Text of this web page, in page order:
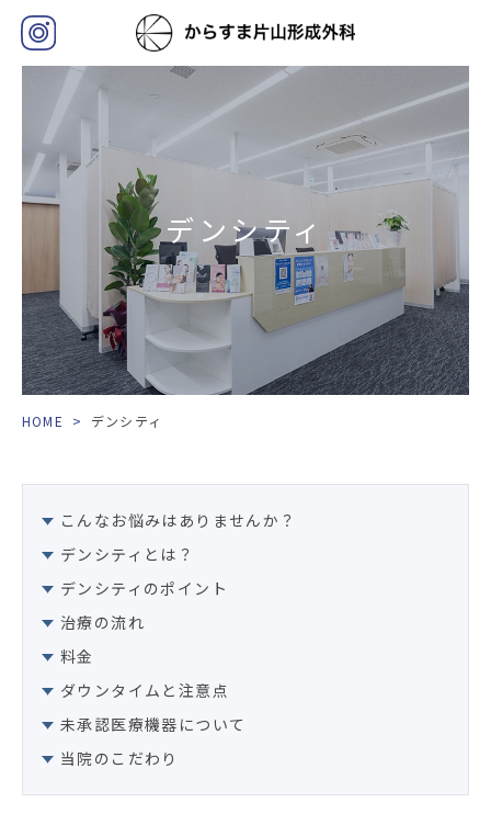
デンシティ
HOME > デンシティ
こんなお悩みはありませんか？
デンシティとは？
デンシティのポイント
治療の流れ
料金
ダウンタイムと注意点
未承認医療機器について
当院のこだわり